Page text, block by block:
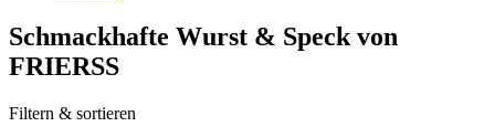
Schmackhafte Wurst & Speck von
FRIERSS
Filtern & sortieren